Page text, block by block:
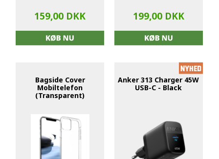
159,00 DKK 199,00 DKK
Bagside Cover
Mobiltelefon
(Transparent)
Anker 313 Charger 45W
USB-C - Black